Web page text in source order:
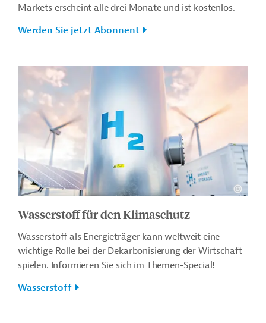
Markets erscheint alle drei Monate und ist kostenlos.
Werden Sie jetzt Abonnent
Wasserstoff für den Klimaschutz
Wasserstoff als Energieträger kann weltweit eine
wichtige Rolle bei der Dekarbonisierung der Wirtschaft
spielen. Informieren Sie sich im Themen-Special!
Wasserstoff